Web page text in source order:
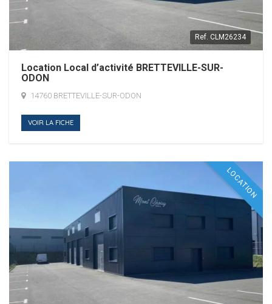
Ref. CLM26234
Location Local d’activité BRETTEVILLE-SUR-
ODON
14760 BRETTEVILLE-SUR-ODON
VOIR LA FICHE
LOCATION